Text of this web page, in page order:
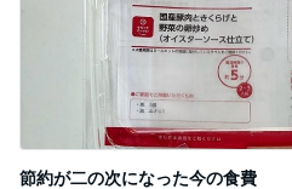
節約が二の次になった今の食費